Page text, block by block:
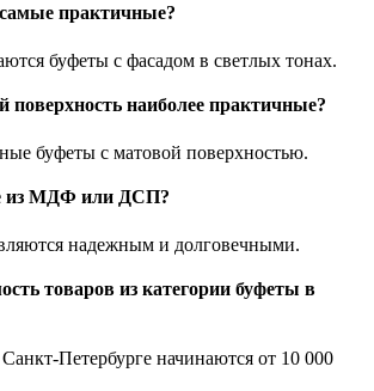
практичные?
буфеты с фасадом в светлых тонах.
поверхность наиболее практичные?
буфеты с матовой поверхностью.
из МДФ или ДСП?
надежным и долговечными.
товаров из категории буфеты в
Петербурге начинаются от 10 000